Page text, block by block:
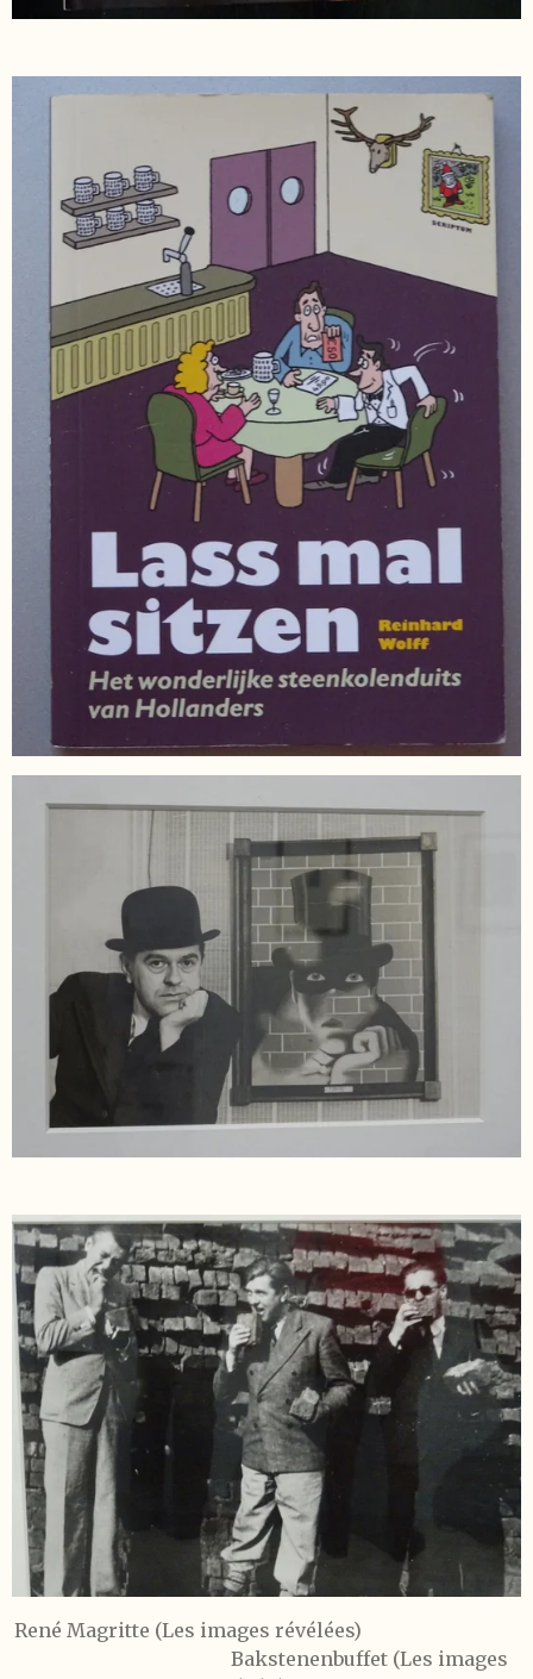
René Magritte (Les images révélées)
Bakstenenbuffet (Les images